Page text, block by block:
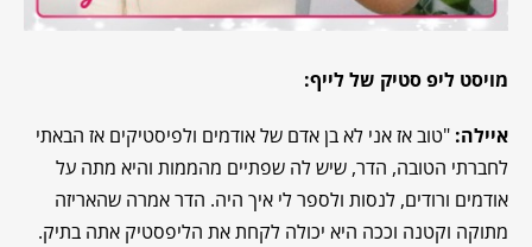
מויסט ליפ סטיק של לייף:
איילה: "טוב אז אני לא בן אדם של אודמים ולפיסטיקים אז הבאתי
לחברתי הטובה, הדר, שיש לה שפתיים מהממות והיא מתה על
אודמים ורודים, לנסות ולספר לי איך היה. הדר אמרה שהאריזה
מתוקה וקטנה וככה היא יכולה לקחת את הליפסטיק אתה בתיק.